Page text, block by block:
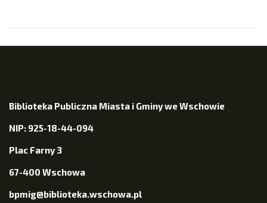
Biblioteka Publiczna Miasta i Gminy we Wschowie
NIP: 925-18-44-094
Plac Farny 3
67-400 Wschowa
bpmig@biblioteka.wschowa.pl